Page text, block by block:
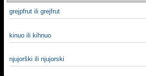
grejpfrut ili grejfrut
kinuo ili kihnuo
njujorški ili njujorski